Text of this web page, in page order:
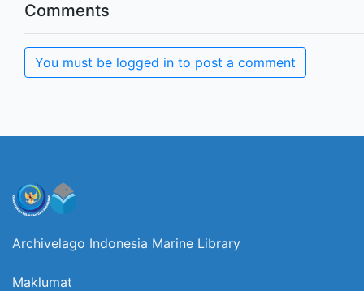
Comments
You must be logged in to post a comment
Archivelago Indonesia Marine Library
Maklumat